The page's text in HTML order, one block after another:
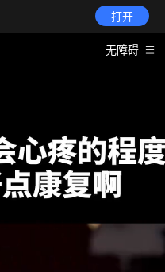
打开
无障碍